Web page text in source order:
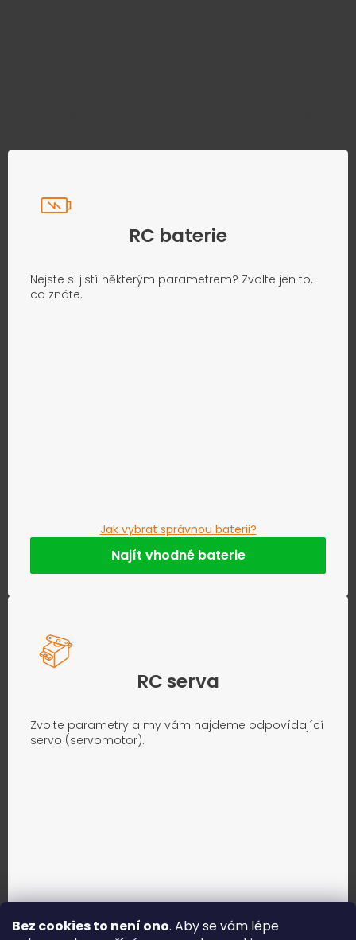
Bez cookies to není ono. Aby se vám lépe
RC baterie
Nejste si jistí některým parametrem? Zvolte jen to,
co znáte.
Jak vybrat správnou baterii?
Najít vhodné baterie
RC serva
Zvolte parametry a my vám najdeme odpovídající
servo (servomotor).